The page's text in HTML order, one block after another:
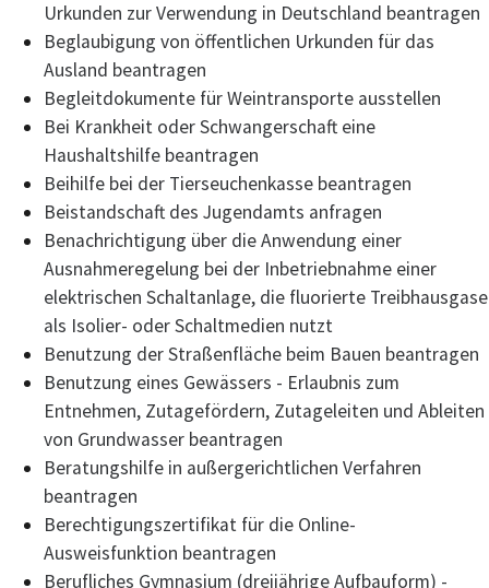
Urkunden zur Verwendung in Deutschland beantragen
Beglaubigung von öffentlichen Urkunden für das
Ausland beantragen
Begleitdokumente für Weintransporte ausstellen
Bei Krankheit oder Schwangerschaft eine
Haushaltshilfe beantragen
Beihilfe bei der Tierseuchenkasse beantragen
Beistandschaft des Jugendamts anfragen
Benachrichtigung über die Anwendung einer
Ausnahmeregelung bei der Inbetriebnahme einer
elektrischen Schaltanlage, die fluorierte Treibhausgase
als Isolier- oder Schaltmedien nutzt
Benutzung der Straßenfläche beim Bauen beantragen
Benutzung eines Gewässers - Erlaubnis zum
Entnehmen, Zutagefördern, Zutageleiten und Ableiten
von Grundwasser beantragen
Beratungshilfe in außergerichtlichen Verfahren
beantragen
Berechtigungszertifikat für die Online-
Ausweisfunktion beantragen
Berufliches Gymnasium (dreijährige Aufbauform) -